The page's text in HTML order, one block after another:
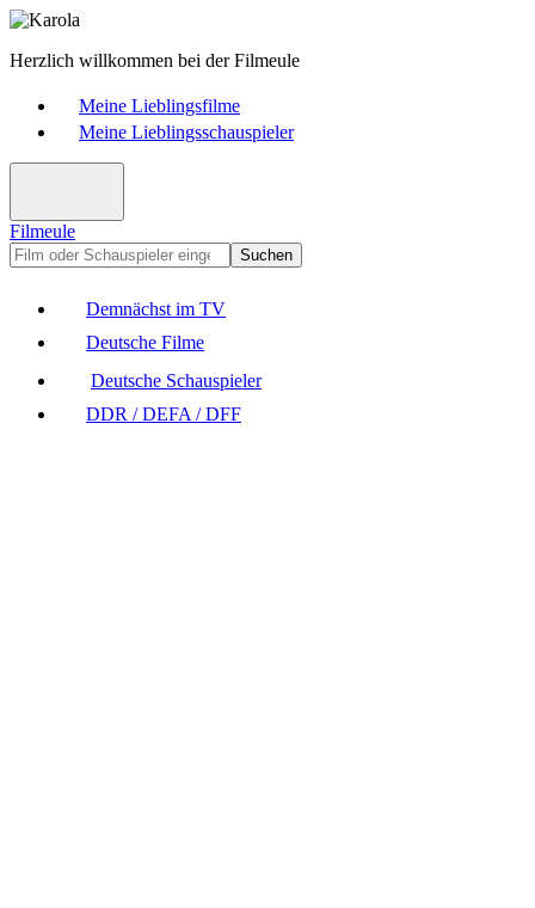
Herzlich willkommen bei der Filmeule
Meine Lieblingsfilme
Meine Lieblingsschauspieler
Filmeule
Suchen
Demnächst im TV
Deutsche Filme
Deutsche Schauspieler
DDR / DEFA / DFF